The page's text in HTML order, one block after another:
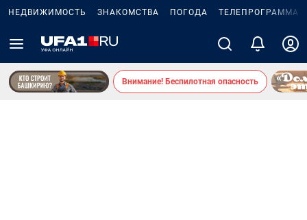
НЕДВИЖИМОСТЬ ЗНАКОМСТВА ПОГОДА ТЕЛЕПРОГРАММА
Внимание! Беспилотная опасность